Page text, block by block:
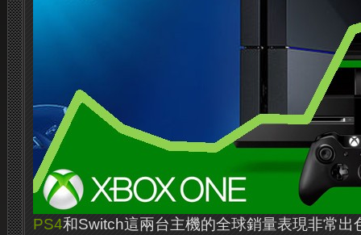
PS4和Switch這兩台主機的全球銷量表現非常出